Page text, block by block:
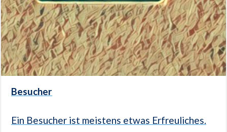
Besucher
Ein Besucher ist meistens etwas Erfreuliches.